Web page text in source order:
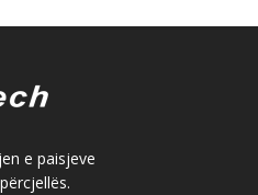
e paisjeve